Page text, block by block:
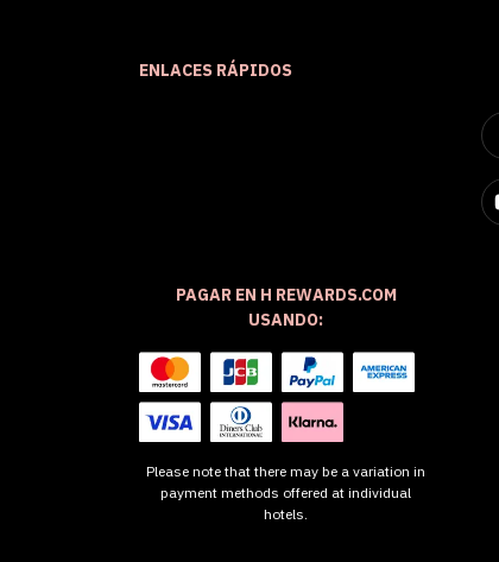
ENLACES RÁPIDOS
PAGAR EN H REWARDS.COM
USANDO:
Please note that there may be a variation in
payment methods offered at individual
hotels.